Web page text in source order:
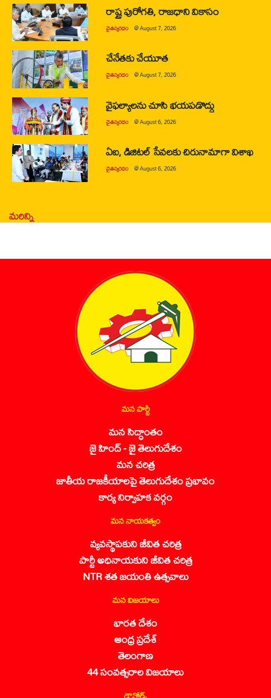
రాష్ట్ర పురోగతి, రాజధాని వికాసం
చైతన్యరధం @August 7, 2026
చేనేతకు చేయూత
చైతన్యరధం @August 7, 2026
వైఫల్యాలను చూసి భయపడొద్దు
చైతన్యరధం @August 6, 2026
ఏఐ, డిజిటల్ సేవలకు చిరునామాగా విశాఖ
చైతన్యరధం @August 6, 2026
మరిన్ని
మన పార్టీ
మన సిద్ధాంతం
జై హింద్ - జై తెలుగుదేశం
మన చరిత్ర
జాతీయ రాజకీయాలపై తెలుగుదేశం ప్రభావం
కార్య నిర్వాహక వర్గం
మన నాయకత్వం
వ్యవస్థాపకుని జీవిత చరిత్ర
పార్టీ అధినాయకుని జీవిత చరిత్ర
NTR శత జయంతి ఉత్సవాలు
మన విజయాలు
భారత దేశం
ఆంధ్ర ప్రదేశ్
తెలంగాణ
44 సంవత్సరాల విజయాలు